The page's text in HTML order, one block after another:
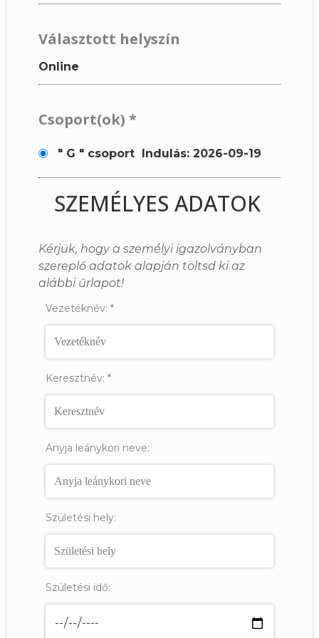
Választott helyszín
Online
Csoport(ok) *
" G " csoport Indulás: 2026-09-19
SZEMÉLYES ADATOK
Kérjük, hogy a személyi igazolványban
szereplő adatok alapján töltsd ki az
alábbi űrlapot!
Vezetéknév: *
Keresztnév: *
Anyja leánykori neve:
Születési hely:
Születési idő: